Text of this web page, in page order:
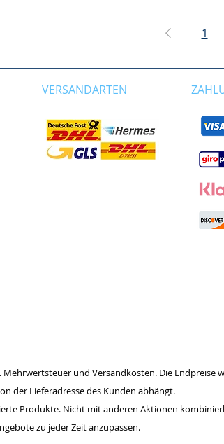
1
Mehrwertsteuer und Versandkosten. Die Endpreise
der Lieferadresse des Kunden abhängt.
Produkte. Nicht mit anderen Aktionen
zu jeder Zeit anzupassen.
VERSANDARTEN